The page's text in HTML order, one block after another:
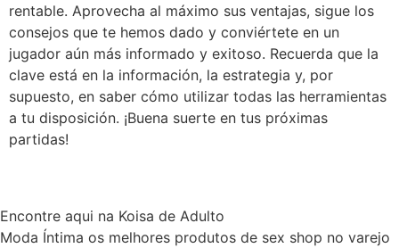
rentable. Aprovecha al máximo sus ventajas, sigue los
consejos que te hemos dado y conviértete en un
jugador aún más informado y exitoso. Recuerda que la
clave está en la información, la estrategia y, por
supuesto, en saber cómo utilizar todas las herramientas
a tu disposición. ¡Buena suerte en tus próximas
partidas!
Encontre aqui na Koisa de Adulto
Moda Íntima os melhores produtos de sex shop no varejo